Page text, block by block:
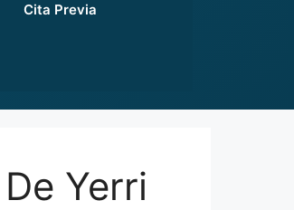
Cita Previa
Yerri